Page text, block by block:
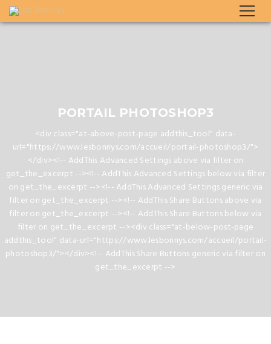
PORTAIL PHOTOSHOP3
<div class="at-above-post-page addthis_tool" data-
url="https://www.lesbonnys.com/accueil/portail-photoshop3/">
</div><!-- AddThis Advanced Settings above via filter on
get_the_excerpt --><!-- AddThis Advanced Settings below via filter
on get_the_excerpt --><!-- AddThis Advanced Settings generic via
filter on get_the_excerpt --><!-- AddThis Share Buttons above via
filter on get_the_excerpt --><!-- AddThis Share Buttons below via
filter on get_the_excerpt --><div class="at-below-post-page
addthis_tool" data-url="https://www.lesbonnys.com/accueil/portail-
photoshop3/"></div><!-- AddThis Share Buttons generic via filter on
get_the_excerpt -->